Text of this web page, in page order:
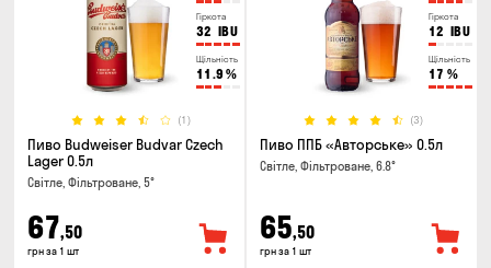
Гіркота
32 IBU
Щільність
11.9 %
(1)
Пиво Budweiser Budvar Czech
Lager 0.5л
Світле, Фільтроване, 5°
67,50
грн за 1 шт
Гіркота
12 IBU
Щільність
17 %
(3)
Пиво ППБ «Авторське» 0.5л
Світле, Фільтроване, 6.8°
65,50
грн за 1 шт